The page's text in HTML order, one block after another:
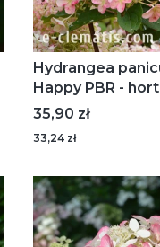
Hydrangea
Happy PBR -
bukietowa
Cena
35,90 zł
33,24 zł